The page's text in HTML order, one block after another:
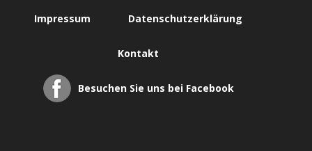
Impressum Datenschutzerklärung
Kontakt
Besuchen Sie uns bei Facebook